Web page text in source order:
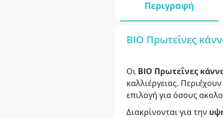
Περιγραφή
ΒΙΟ Πρωτεΐνες
Οι ΒΙΟ Πρωτεΐνες
καλλιέργειας.
επιλογή για όσους
Διακρίνονται για την